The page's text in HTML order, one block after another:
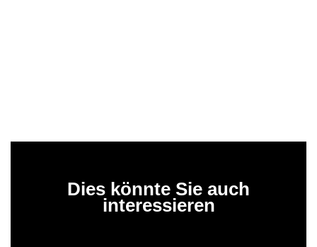
Dies könnte Sie auch
interessieren